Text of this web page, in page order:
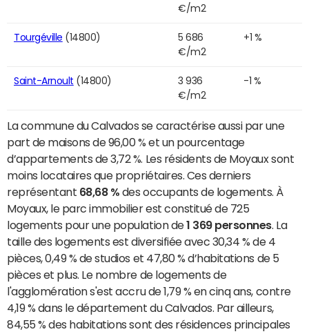
€/m2
Tourgéville (14800)
5 686
€/m2
+1 %
Saint-Arnoult (14800)
3 936
€/m2
-1 %
La commune du Calvados se caractérise aussi par une
part de maisons de 96,00 % et un pourcentage
d’appartements de 3,72 %. Les résidents de Moyaux sont
moins locataires que propriétaires. Ces derniers
représentant 68,68 % des occupants de logements. À
Moyaux, le parc immobilier est constitué de 725
logements pour une population de1 369 personnes. La
taille des logements est diversifiée avec 30,34 % de 4
pièces, 0,49 % de studios et 47,80 % d’habitations de 5
pièces et plus. Le nombre de logements de
l'agglomération s'est accru de 1,79 % en cinq ans, contre
4,19 % dans le département du Calvados. Par ailleurs,
84,55 % des habitations sont des résidences principales